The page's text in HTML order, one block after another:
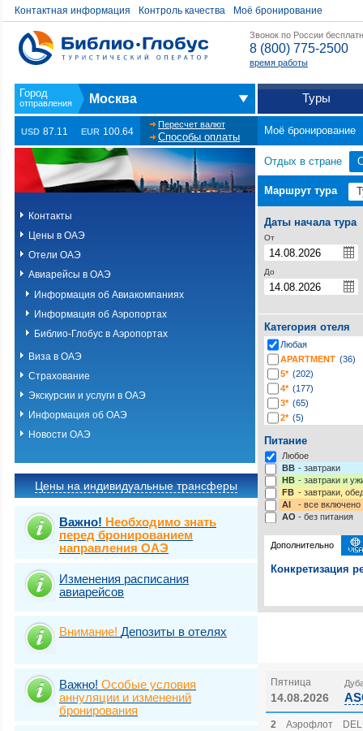
Контактная информация Контроль качества Моё бронирование
Звонок по России
8 (800) 775-2500
время работы
Москва Туры
USD 87.11 EUR 100.64
Пересчет валют
Способы оплаты
Моё бронирование
Контакты
Цены в ОАЭ
Отели ОАЭ
Авиарейсы в ОАЭ
Информация об Авиакомпаниях
Информация об Аэропортах
Библио-Глобус в Аэропортах
Виза в ОАЭ
Страхование
Экскурсии и услуги в ОАЭ
Информация об ОАЭ
Новости ОАЭ
Цены на индивидуальные трансферы
Важно! Необходимо знать
перед бронированием
направления ОАЭ
Изменения расписания
авиарейсов
Внимание! Депозиты в отелях
Важно! Особые условия
аннуляции и изменений
бронирования
Отдых в стране
Маршрут тура
Даты начала тура
От
До
Категория отеля
Любая
APARTMENT (36)
5* (202)
4* (177)
3* (65)
2* (5)
Питание
Любое
BB - завтраки
HB - завтраки и
FB - завтраки,
AI
- все включено
AO - без питания
Дополнительно
Конкретизация
Пятница
14.08.2026
2 Аэрофлот